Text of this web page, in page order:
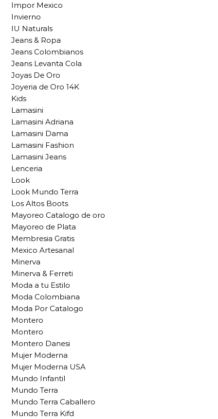
Impor Mexico
Invierno
IU Naturals
Jeans & Ropa
Jeans Colombianos
Jeans Levanta Cola
Joyas De Oro
Joyeria de Oro 14K
Kids
Lamasini
Lamasini Adriana
Lamasini Dama
Lamasini Fashion
Lamasini Jeans
Lenceria
Look
Look Mundo Terra
Los Altos Boots
Mayoreo Catalogo de oro
Mayoreo de Plata
Membresia Gratis
Mexico Artesanal
Minerva
Minerva & Ferreti
Moda a tu Estilo
Moda Colombiana
Moda Por Catalogo
Montero
Montero
Montero Danesi
Mujer Moderna
Mujer Moderna USA
Mundo Infantil
Mundo Terra
Mundo Terra Caballero
Mundo Terra Kifd